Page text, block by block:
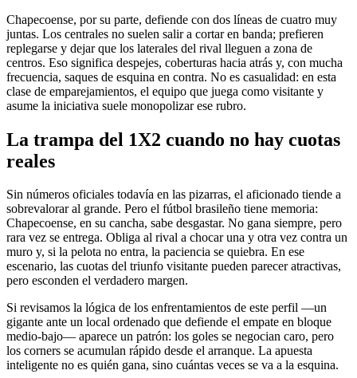
Chapecoense, por su parte, defiende con dos líneas de cuatro muy
juntas. Los centrales no suelen salir a cortar en banda; prefieren
replegarse y dejar que los laterales del rival lleguen a zona de
centros. Eso significa despejes, coberturas hacia atrás y, con mucha
frecuencia, saques de esquina en contra. No es casualidad: en esta
clase de emparejamientos, el equipo que juega como visitante y
asume la iniciativa suele monopolizar ese rubro.
La trampa del 1X2 cuando no hay cuotas
reales
Sin números oficiales todavía en las pizarras, el aficionado tiende a
sobrevalorar al grande. Pero el fútbol brasileño tiene memoria:
Chapecoense, en su cancha, sabe desgastar. No gana siempre, pero
rara vez se entrega. Obliga al rival a chocar una y otra vez contra un
muro y, si la pelota no entra, la paciencia se quiebra. En ese
escenario, las cuotas del triunfo visitante pueden parecer atractivas,
pero esconden el verdadero margen.
Si revisamos la lógica de los enfrentamientos de este perfil —un
gigante ante un local ordenado que defiende el empate en bloque
medio-bajo— aparece un patrón: los goles se negocian caro, pero
los corners se acumulan rápido desde el arranque. La apuesta
inteligente no es quién gana, sino cuántas veces se va a la esquina.